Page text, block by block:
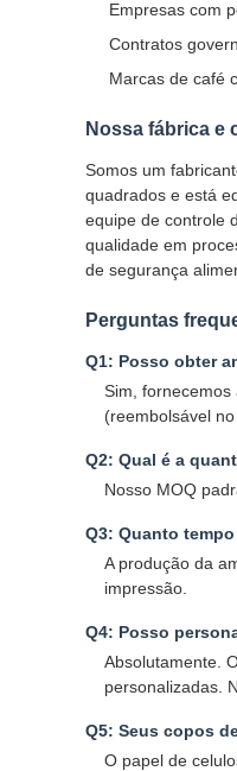
Empresas com
Contratos
Marcas de café
Nossa fábrica e
Somos um
quadrados e está
equipe de controle
qualidade em
de segurança
Perguntas
Q1: Posso obter
Sim,
(reembolsável
Q2: Qual é a
Nosso MOQ
Q3: Quanto
A produção da
impressão.
Q4: Posso
Absolutamente.
personalizadas.
Q5: Seus copos
O papel de